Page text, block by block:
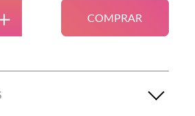
COMPRAR